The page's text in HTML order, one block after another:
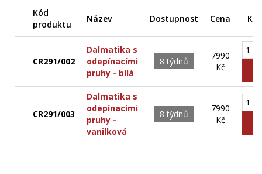
Kód
produktu
Název Dostupnost Cena
CR291/002
Dalmatika s
odepínacími
pruhy - bílá
8 týdnů
7990
Kč
CR291/003
Dalmatika s
odepínacími
pruhy -
vanilková
8 týdnů
7990
Kč